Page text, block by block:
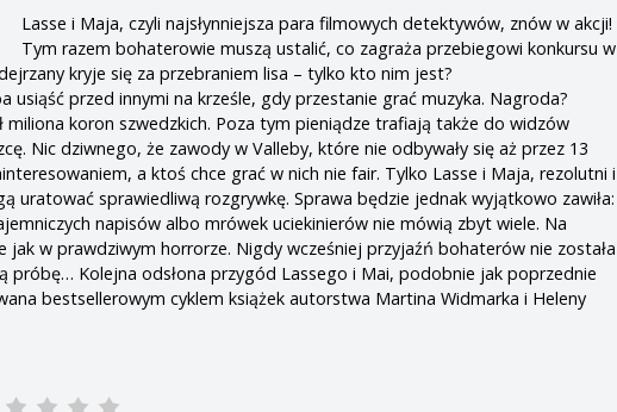
Lasse i Maja, czyli najsłynniejsza para filmowych detektywów, znów w akcji!
Tym razem bohaterowie muszą ustalić, co zagraża przebiegowi konkursu w
kryje się za przebraniem lisa – tylko kto nim jest?
usiąść przed innymi na krześle, gdy przestanie grać muzyka. Nagroda?
miliona koron szwedzkich. Poza tym pieniądze trafiają także do widzów
Nic dziwnego, że zawody w Valleby, które nie odbywały się aż przez 13
a ktoś chce grać w nich nie fair. Tylko Lasse i Maja, rezolutni i
uratować sprawiedliwą rozgrywkę. Sprawa będzie jednak wyjątkowo zawiła:
napisów albo mrówek uciekinierów nie mówią zbyt wiele. Na
jak w prawdziwym horrorze. Nigdy wcześniej przyjaźń bohaterów nie została
próbę… Kolejna odsłona przygód Lassego i Mai, podobnie jak poprzednie
bestsellerowym cyklem książek autorstwa Martina Widmarka i Heleny